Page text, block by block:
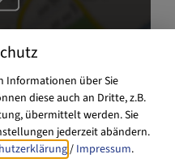
Inhalte laden?
Immer
Informationen über Sie
diese auch an Dritte, z.B.
übermittelt werden. Sie
jederzeit abändern.
/ Impressum.